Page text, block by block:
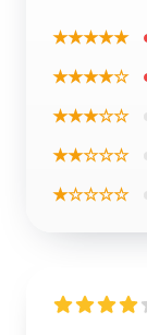
★★★★★
★★★★☆
★★★☆☆
★★☆☆☆
★☆☆☆☆